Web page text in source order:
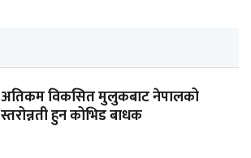
अतिकम विकसित मुलुकबाट नेपालको
स्तरोन्नती हुन कोभिड बाधक